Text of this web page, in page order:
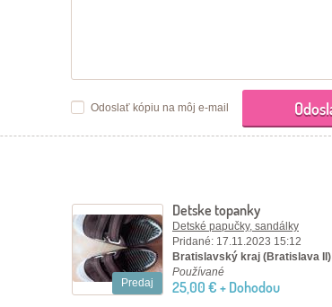
Odoslať kópiu na môj e-mail
Predaj
Detske topanky
Detské papučky, sandálky
Pridané: 17.11.2023 15:12
Bratislavský kraj (Bratislava II)
Používané
25,00 € + Dohodou